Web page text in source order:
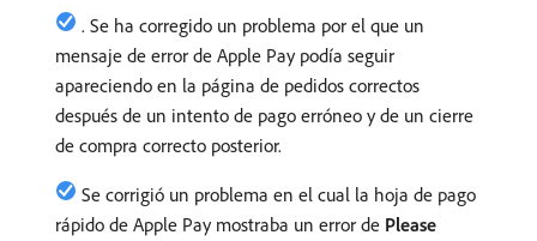
. Se ha corregido un problema por el que un
mensaje de error de Apple Pay podía seguir
apareciendo en la página de pedidos correctos
después de un intento de pago erróneo y de un cierre
de compra correcto posterior.
Se corrigió un problema en el cual la hoja de pago
rápido de Apple Pay mostraba un error de Please